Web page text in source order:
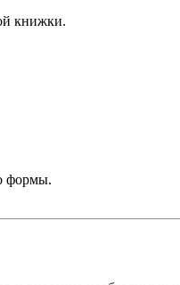
книжки.
формы.